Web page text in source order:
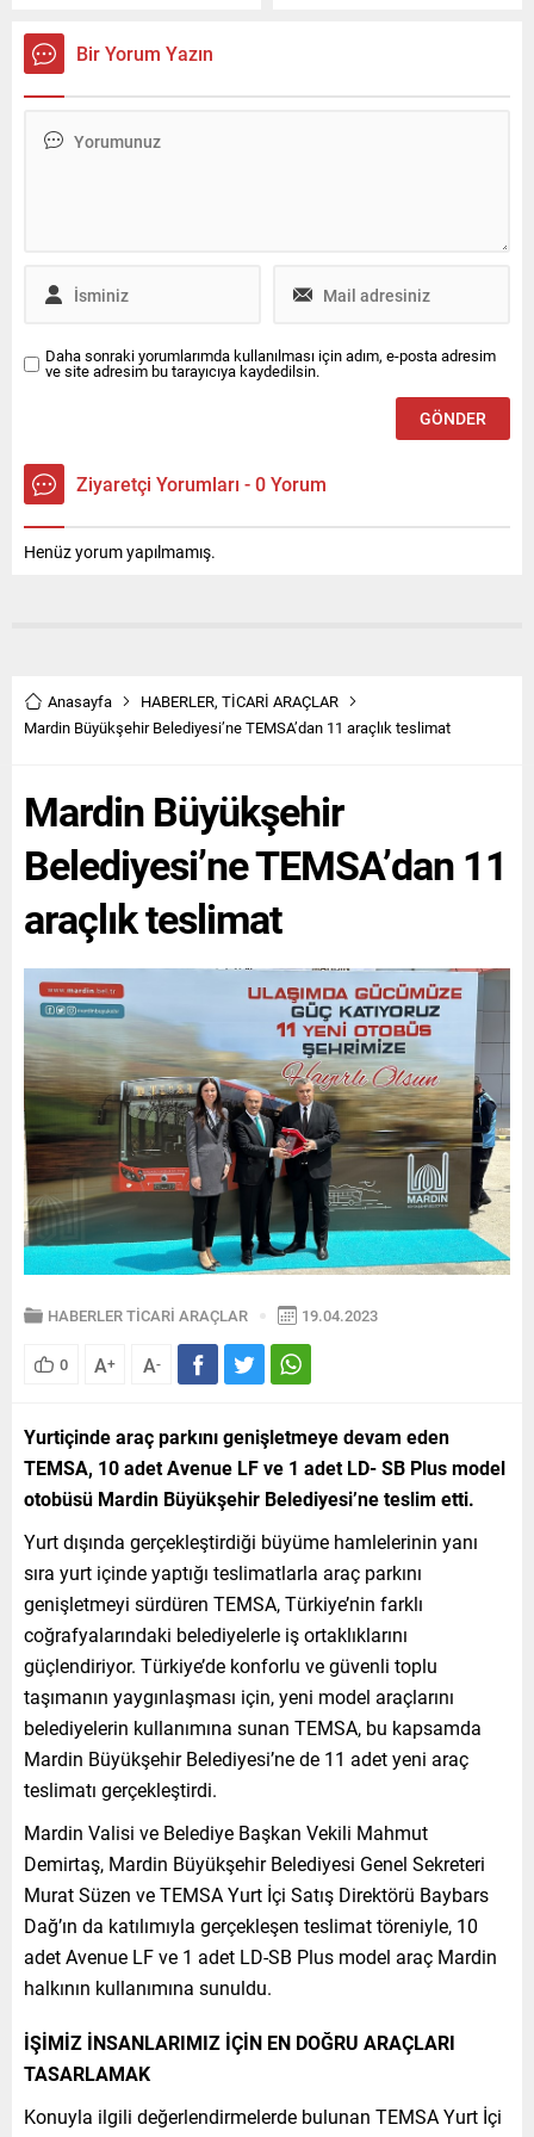
tarafından Türkiye’de temsil
edilen ve 35 ilde 100’den
2026 itibarıyla kurumsal ve
Bir Yorum Yazın
Daha sonraki yorumlarımda kullanılması için adım, e-posta adresim
ve site adresim bu tarayıcıya kaydedilsin.
Ziyaretçi Yorumları - 0 Yorum
Henüz yorum yapılmamış.
Anasayfa HABERLER, TİCARİ ARAÇLAR
Mardin Büyükşehir Belediyesi’ne TEMSA’dan 11 araçlık teslimat
Mardin Büyükşehir
Belediyesi’ne TEMSA’dan 11
araçlık teslimat
HABERLERTİCARİ ARAÇLAR 19.04.2023
0 A+ A-
Yurtiçinde araç parkını genişletmeye devam eden
TEMSA, 10 adet Avenue LF ve 1 adet LD- SB Plus model
otobüsü Mardin Büyükşehir Belediyesi’ne teslim etti.
Yurt dışında gerçekleştirdiği büyüme hamlelerinin yanı
sıra yurt içinde yaptığı teslimatlarla araç parkını
genişletmeyi sürdüren TEMSA, Türkiye’nin farklı
coğrafyalarındaki belediyelerle iş ortaklıklarını
güçlendiriyor. Türkiye’de konforlu ve güvenli toplu
taşımanın yaygınlaşması için, yeni model araçlarını
belediyelerin kullanımına sunan TEMSA, bu kapsamda
Mardin Büyükşehir Belediyesi’ne de 11 adet yeni araç
teslimatı gerçekleştirdi.
Mardin Valisi ve Belediye Başkan Vekili Mahmut
Demirtaş, Mardin Büyükşehir Belediyesi Genel Sekreteri
Murat Süzen ve TEMSA Yurt İçi Satış Direktörü Baybars
Dağ’ın da katılımıyla gerçekleşen teslimat töreniyle, 10
adet Avenue LF ve 1 adet LD-SB Plus model araç Mardin
halkının kullanımına sunuldu.
İŞİMİZ İNSANLARIMIZ İÇİN EN DOĞRU ARAÇLARI
TASARLAMAK
Konuyla ilgili değerlendirmelerde bulunan TEMSA Yurt İçi